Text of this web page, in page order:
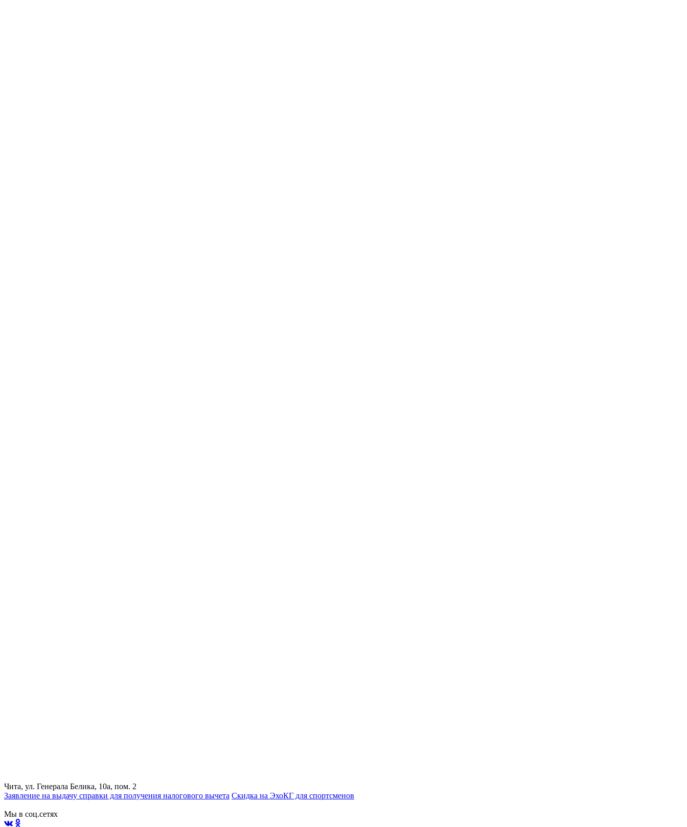
Чита, ул. Генерала Белика, 10а, пом. 2
Заявление на выдачу справки для получения налогового вычета Cкидка на ЭхоКГ для спортсменов
Мы в соц.сетях